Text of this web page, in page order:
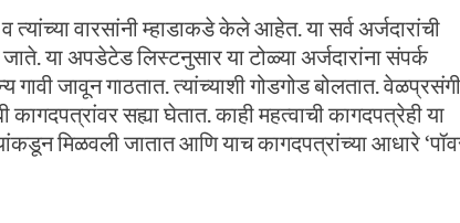
वारसांनी म्हाडाकडे केले आहेत. या सर्व अर्जदारांची
या अपडेटेड लिस्टनुसार या टोळ्या अर्जदारांना संपर्क
जावून गाठतात. त्यांच्याशी गोडगोड बोलतात. वेळप्रसंगी
सह्या घेतात. काही महत्वाची कागदपत्रेही या
मिळवली जातात आणि याच कागदपत्रांच्या आधारे